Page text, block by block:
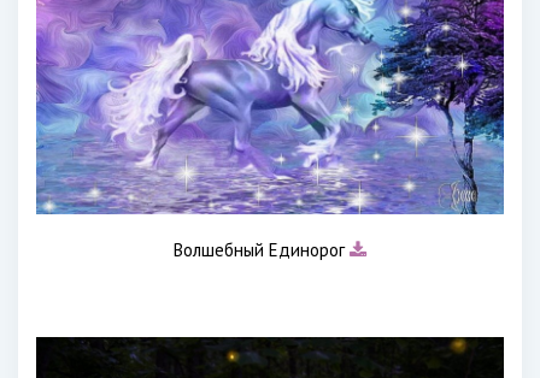
Волшебный Единорог